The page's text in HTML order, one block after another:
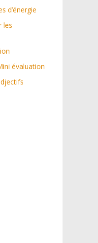
d’énergie
les
évaluation